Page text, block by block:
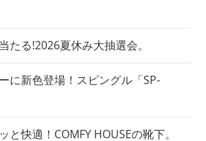
たる!2026夏休み大抽選会。
に新色登場！スピングル「SP-
と快適！COMFY HOUSEの靴下。